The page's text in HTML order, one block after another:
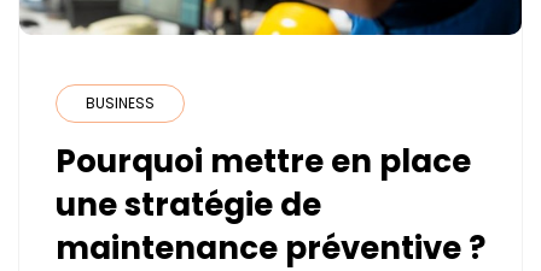
BUSINESS
Pourquoi mettre en place
une stratégie de
maintenance préventive ?